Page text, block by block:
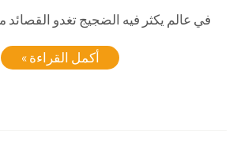
في عالم يكثر فيه الضجيج تغدو القصائد
أكمل القراءة »